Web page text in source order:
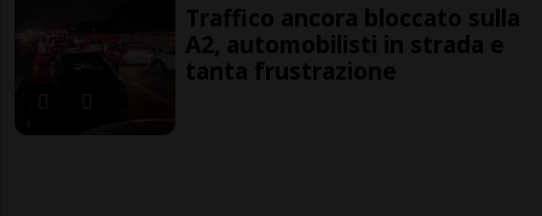
Traffico ancora bloccato sulla
A2, automobilisti in strada e
tanta frustrazione